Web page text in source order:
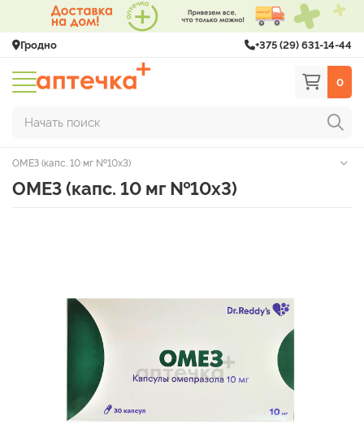
Гродно +375 (29) 631-14-44
0
Начать поиск
ОМЕЗ (капс. 10 мг №10х3)
ОМЕЗ (капс. 10 мг №10х3)